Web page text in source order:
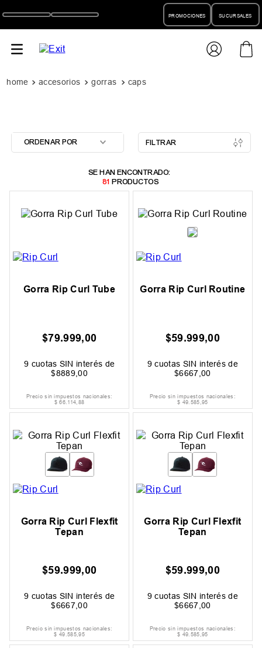
PROMOCIONES SUCURSALES
accesorios gorras caps
ORDENAR POR FILTRAR
81PRODUCTOS
Gorra Rip Curl Tube
$79.999,00
9 cuotas SIN interés de
$8889,00
Precio sin impuestos nacionales:
$ 66.114,88
Gorra Rip Curl Routine
$59.999,00
9 cuotas SIN interés de
$6667 ,00
Precio sin impuestos nacionales:
$ 49.585,95
Gorra Rip Curl Flexfit
Tepan
$59.999,00
9 cuotas SIN interés de
$6667,00
Precio sin impuestos nacionales:
$ 49.585,95
Gorra Rip Curl Flexfit
Tepan
$59.999,00
9 cuotas SIN interés de
$6667 ,00
Precio sin impuestos nacionales:
$ 49.585,95